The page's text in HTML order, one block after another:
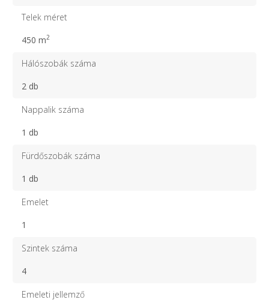
Telek méret
450 m2
Hálószobák száma
2 db
Nappalik száma
1 db
Fürdőszobák száma
1 db
Emelet
1
Szintek száma
4
Emeleti jellemző